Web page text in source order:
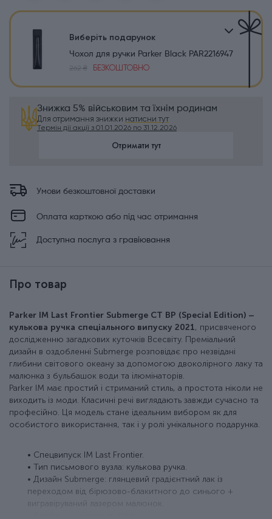
Виберіть подарунок
Чохол для ручки Parker Black PAR2216947
262 ₴
БЕЗКОШТОВНО
Знижка 5% військовим та їхнім родинам
Для отримання знижки натисни тут
Термін дії акції з 01.01.2026 по 31.12.2026
Отримати тут
Умови безкоштовної доставки
Оплата карткою або під час отримання
Доступна послуга з гравіювання
Про товар
Parker IM Last Frontier Submerge CT BP (Special Edition) –
кулькова ручка спеціального випуску 2021, присвяченого
дослідженню загадкових куточків Всесвіту. Преміальний
дизайн в оздобленні Submerge розповідає про незвідані
глибини світового океану за допомогою двоколірного лаку та
малюнка з бульбашок води та ілюмінаторів.
Parker IM має простий і стриманий стиль, а простота ніколи не
виходить із моди. Класичні речі виглядають завжди сучасно та
професійно. Ця модель стане ідеальним вибором як для
особистого використання, так і у ролі унікального подарунка.
• Спецвипуск IM Last Frontier.
• Тип письмового вузла: кулькова ручка.
• Дизайн Submerge: глянцевий градієнтний лак із
переходом від бірюзово-блакитного до синього +
вигравіруваний лазером малюнок.